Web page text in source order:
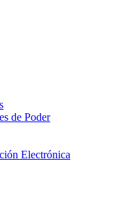
de Poder
Electrónica